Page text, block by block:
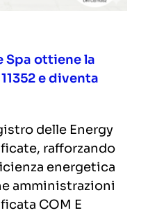
Spa ottiene la
e diventa
delle Energy
rafforzando
energetica
amministrazioni
COM E